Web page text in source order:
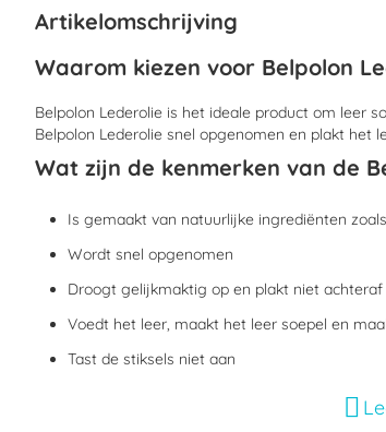
van
afbeeldingen-
Artikelomschrijving
Waarom kiezen voor Belpolon
Belpolon Lederolie is het ideale product om leer
Belpolon Lederolie snel opgenomen en plakt het
Wat zijn de kenmerken van de
Is gemaakt van natuurlijke ingrediënten
Wordt snel opgenomen
Droogt gelijkmaktig op en plakt niet achteraf
Voedt het leer, maakt het leer soepel en
Tast de stiksels niet aan